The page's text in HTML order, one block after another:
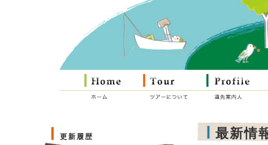
最新情
更新履歴